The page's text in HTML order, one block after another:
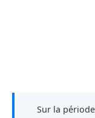
Sur la